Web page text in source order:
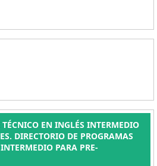
TÉCNICO EN INGLÉS INTERMEDIO
DIRECTORIO DE PROGRAMAS
PARA PRE-